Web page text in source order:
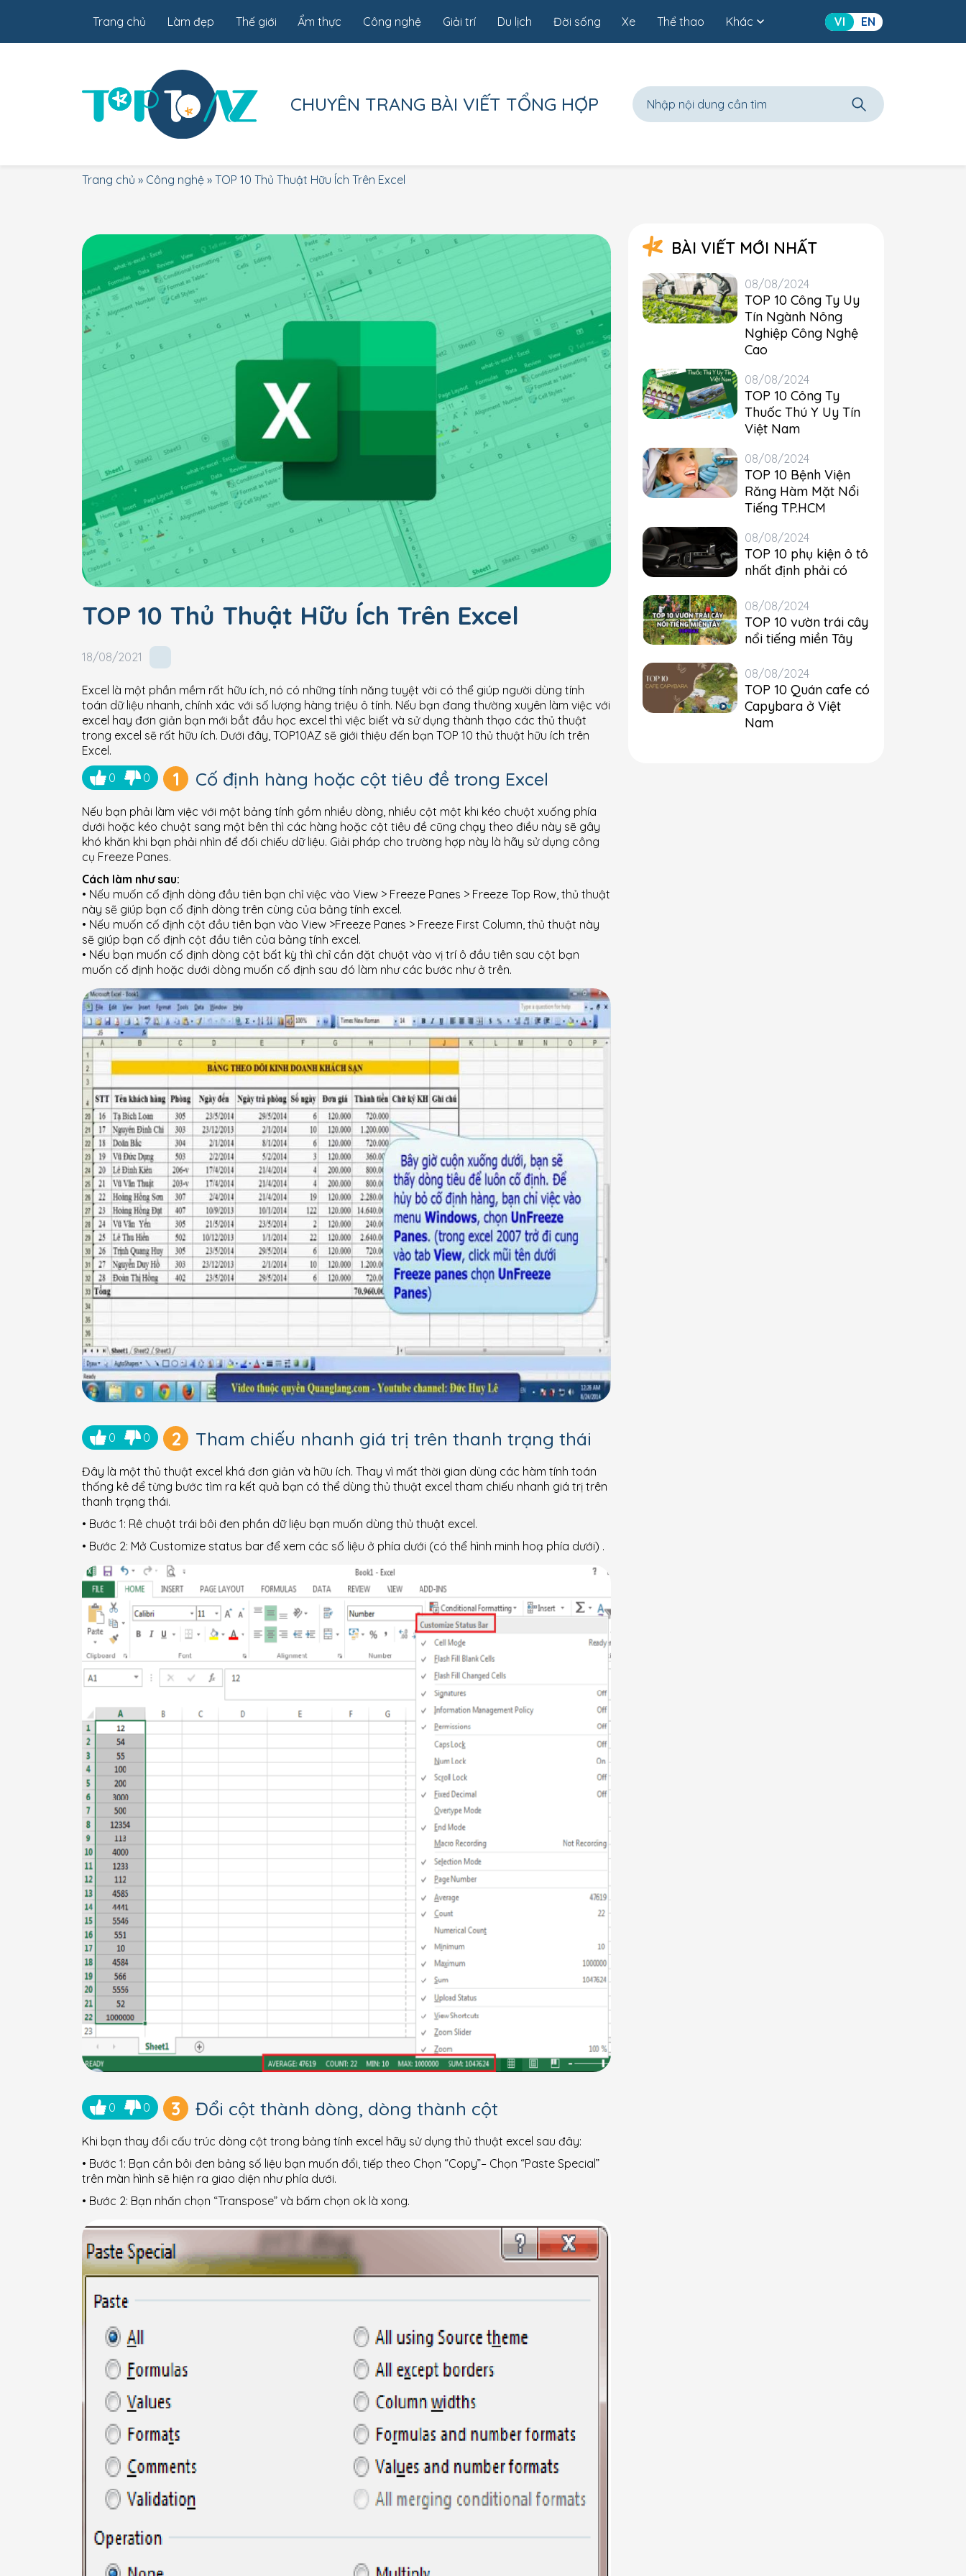
Trang chủ Làm đẹp Thế giới Ẩm thực Công nghệ Giải trí Du lịch Đời sống Xe Thể thao Khác VI EN
CHUYÊN TRANG BÀI VIẾT TỔNG HỢP
Trang chủ » Công nghệ » TOP 10 Thủ Thuật Hữu Ích Trên Excel
TOP 10 Thủ Thuật Hữu Ích Trên Excel
18/08/2021
Excel là một phần mềm rất hữu ích, nó có những tính năng tuyệt vời có thể giúp người dùng tính
toán dữ liệu nhanh, chính xác với số lượng hàng triệu ô tính. Nếu bạn đang thường xuyên làm việc với
excel hay đơn giản bạn mới bắt đầu học excel thì việc biết và sử dụng thành thạo các thủ thuật
trong excel sẽ rất hữu ích. Dưới đây, TOP10AZ sẽ giới thiệu đến bạn TOP 10 thủ thuật hữu ích trên
Excel.
0
0 1 Cố định hàng hoặc cột tiêu đề trong Excel
Nếu bạn phải làm việc với một bảng tính gồm nhiều dòng, nhiều cột một khi kéo chuột xuống phía
dưới hoặc kéo chuột sang một bên thì các hàng hoặc cột tiêu đề cũng chạy theo điều này sẽ gây
khó khăn khi bạn phải nhìn để đối chiếu dữ liệu. Giải pháp cho trường hợp này là hãy sử dụng công
cụ Freeze Panes.
Cách làm như sau:
• Nếu muốn cố định dòng đầu tiên bạn chỉ việc vào View > Freeze Panes > Freeze Top Row, thủ thuật
này sẽ giúp bạn cố định dòng trên cùng của bảng tính excel.
• Nếu muốn cố định cột đầu tiên bạn vào View >Freeze Panes > Freeze First Column, thủ thuật này
sẽ giúp bạn cố định cột đầu tiên của bảng tính excel.
• Nếu bạn muốn cố định dòng cột bất kỳ thì chỉ cần đặt chuột vào vị trí ô đầu tiên sau cột bạn
muốn cố định hoặc dưới dòng muốn cố định sau đó làm như các bước như ở trên.
0 0 2 Tham chiếu nhanh giá trị trên thanh trạng thái
Đây là một thủ thuật excel khá đơn giản và hữu ích. Thay vì mất thời gian dùng các hàm tính toán
thống kê để từng bước tìm ra kết quả bạn có thể dùng thủ thuật excel tham chiếu nhanh giá trị trên
thanh trạng thái.
• Bước 1: Rê chuột trái bôi đen phần dữ liệu bạn muốn dùng thủ thuật excel.
• Bước 2: Mở Customize status bar để xem các số liệu ở phía dưới (có thể hình minh hoạ phía dưới) .
0 0 3 Đổi cột thành dòng, dòng thành cột
Khi bạn thay đổi cấu trúc dòng cột trong bảng tính excel hãy sử dụng thủ thuật excel sau đây:
• Bước 1: Bạn cần bôi đen bảng số liệu bạn muốn đổi, tiếp theo Chọn “Copy”– Chọn “Paste Special”
trên màn hình sẽ hiện ra giao diện như phía dưới.
• Bước 2: Bạn nhấn chọn “Transpose” và bấm chọn ok là xong.
BÀI VIẾT MỚI NHẤT
08/08/2024
TOP 10 Công Ty Uy
Tín Ngành Nông
Nghiệp Công Nghệ
Cao
08/08/2024
TOP 10 Công Ty
Thuốc Thú Y Uy Tín
Việt Nam
08/08/2024
TOP 10 Bệnh Viện
Răng Hàm Mặt Nổi
Tiếng TP.HCM
08/08/2024
TOP 10 phụ kiện ô tô
nhất định phải có
08/08/2024
TOP 10 vườn trái cây
nổi tiếng miền Tây
08/08/2024
TOP 10 Quán cafe có
Capybara ở Việt
Nam